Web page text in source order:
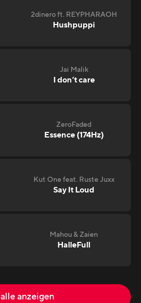
2dinero ft. REYPHARAOH
Hushpuppi
Jai Malik
I don‘t care
ZeroFaded
Essence (174Hz)
Kut One feat. Ruste Juxx
Say It Loud
Mahou & Zaien
HalleFull
alle anzeigen